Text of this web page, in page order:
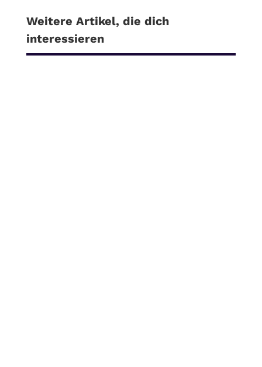
Weitere Artikel, die dich
interessieren